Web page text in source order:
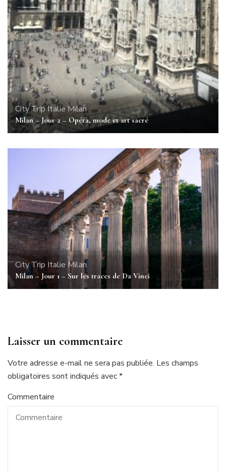
City TripItalieMilan
Milan – Jour 2 – Opéra, mode et art sacré
City Trip Italie Milan
Milan – Jour 1 – Sur les traces de Da Vinci
Laisser un commentaire
Votre adresse e-mail ne sera pas publiée. Les champs
obligatoires sont indiqués avec*
Commentaire